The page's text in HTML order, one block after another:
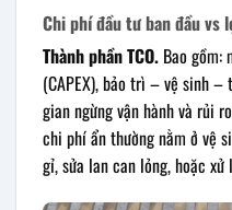
Chi phí đầu tư ban đầu vs
Thành phần TCO. Bao gồm:
(CAPEX), bảo trì – vệ sinh
gian ngừng vận hành và rủi
chi phí ẩn thường nằm ở vệ
gỉ, sửa lan can lỏng, hoặc